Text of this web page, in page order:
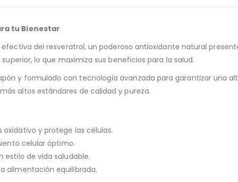
tu Bienestar
del resveratrol, un poderoso antioxidante natural
lo que maximiza sus beneficios para la salud.
y formulado con tecnología avanzada para garantizar una
altos estándares de calidad y pureza.
oxidativo y protege las células.
celular óptimo.
estilo de vida saludable.
alimentación equilibrada.